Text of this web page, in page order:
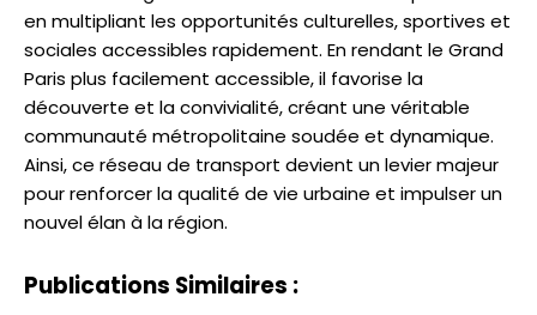
en multipliant les opportunités culturelles, sportives et
sociales accessibles rapidement. En rendant le Grand
Paris plus facilement accessible, il favorise la
découverte et la convivialité, créant une véritable
communauté métropolitaine soudée et dynamique.
Ainsi, ce réseau de transport devient un levier majeur
pour renforcer la qualité de vie urbaine et impulser un
nouvel élan à la région.
Publications Similaires :